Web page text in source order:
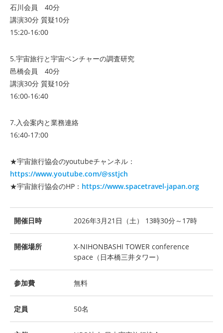
石川会員 40分
講演30分 質疑10分
15:20-16:00
5.宇宙旅行と宇宙ベンチャーの調査研究
邑橋会員 40分
講演30分 質疑10分
16:00-16:40
7.入会案内と業務連絡
16:40-17:00
★宇宙旅行協会のyoutubeチャンネル：
https://www.youtube.com/@sstjch
★宇宙旅行協会のHP： https://www.spacetravel-japan.org
開催日時 2026年3月21日（土） 13時30分～17時
開催場所
X-NIHONBASHI TOWER conference
space（日本橋三井タワー）
参加費 無料
定員 50名